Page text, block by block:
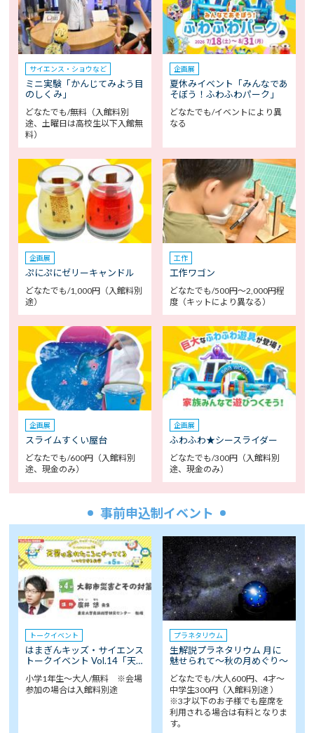
サイエンス・ショウなど
ミニ実験「かんじてみよう目
のしくみ」
どなたでも/無料（入館料別
途、土曜日は高校生以下入館無
料）
企画展
夏休みイベント「みんなであ
そぼう！ふわふわパーク」
どなたでも/イベントにより異
なる
企画展
ぷにぷにゼリーキャンドル
どなたでも/1,000円（入館料別
途）
工作
工作ワゴン
どなたでも/500円～2,000円程
度（キットにより異なる）
企画展
スライムすくい屋台
どなたでも/600円（入館料別
途、現金のみ）
企画展
ふわふわ★シースライダー
どなたでも/300円（入館料別
途、現金のみ）
事前申込制イベント
トークイベント
はまぎんキッズ・サイエンス
トークイベント Vol.14「天…
小学1年生～大人/無料 ※会場
参加の場合は入館料別途
プラネタリウム
生解説プラネタリウム 月に
魅せられて～秋の月めぐり～
どなたでも/大人600円、4才～
中学生300円（入館料別途 ）
※3才以下のお子様でも座席を
利用される場合は有料となりま
す。